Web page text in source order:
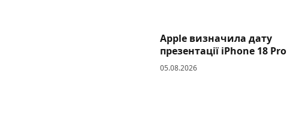
Apple визначила дату
презентації iPhone 18 Pro
05.08.2026